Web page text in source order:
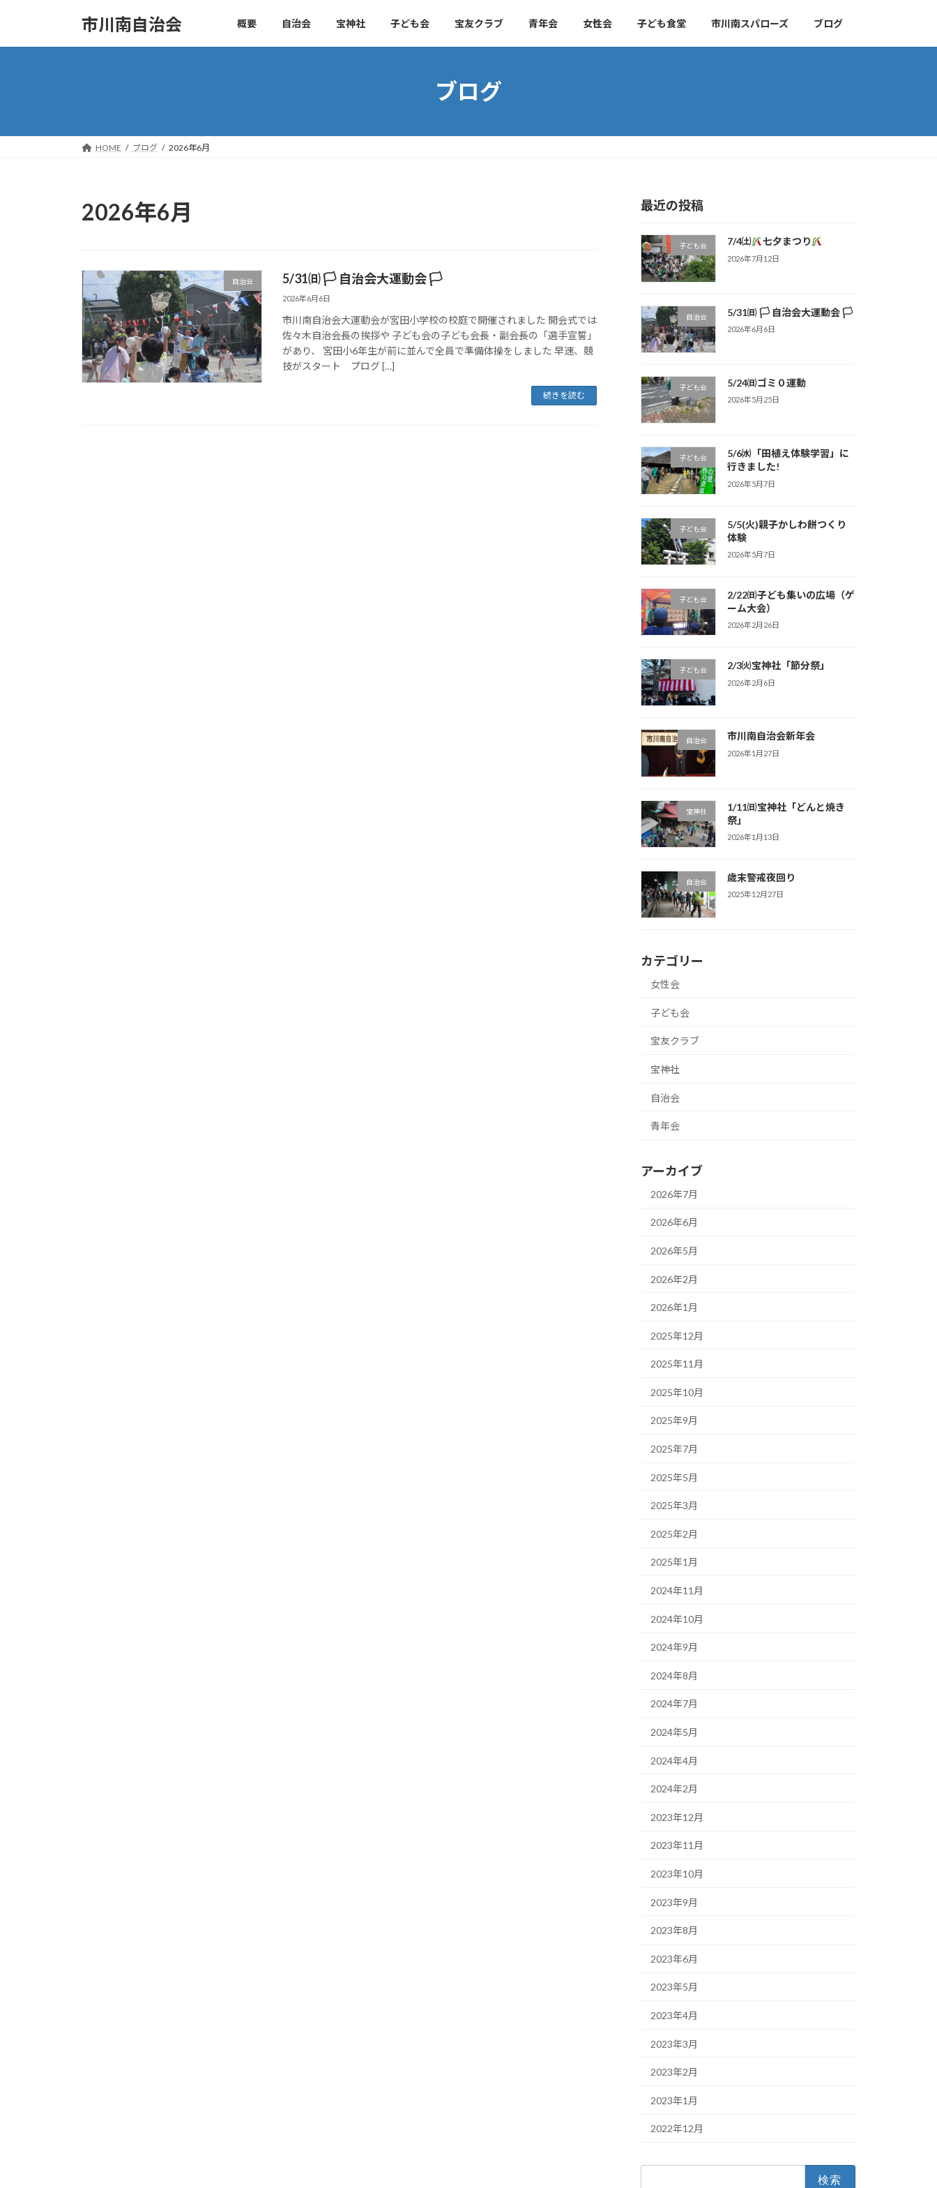
市川南自治会 概要 自治会 宝神社 子ども会 宝友クラブ 青年会 女性会 子ども食堂 市川南スパローズ ブログ
ブログ
HOME ブログ 2026年6月
2026年6月
自治会 5/31㈰ 🏳 自治会大運動会 🏳
2026年6月6日
市川南自治会大運動会が宮田小学校の校庭で開催されました 開会式では
佐々木自治会長の挨拶や 子ども会の子ども会長・副会長の「選手宣誓」
があり、 宮田小6年生が前に並んで全員で準備体操をしました 早速、競
技がスタート プログ […]
続きを読む
最近の投稿
子ども会 7/4㈯ 七夕まつり
2026年7月12日
自治会 5/31㈰ 🏳 自治会大運動会 🏳
2026年6月6日
子ども会 5/24㈰ゴミ０運動
2026年5月25日
子ども会
5/6㈬「田植え体験学習」に
行きました!
2026年5月7日
子ども会
5/5(火)親子かしわ餅つくり
体験
2026年5月7日
子ども会
2/22㈰子ども集いの広場（ゲ
ーム大会）
2026年2月26日
子ども会 2/3㈫宝神社「節分祭」
2026年2月6日
自治会 市川南自治会新年会
2026年1月27日
宝神社
1/11㈰宝神社「どんと焼き
祭」
2026年1月13日
自治会 歳末警戒夜回り
2025年12月27日
カテゴリー
女性会
子ども会
宝友クラブ
宝神社
自治会
青年会
アーカイブ
2026年7月
2026年6月
2026年5月
2026年2月
2026年1月
2025年12月
2025年11月
2025年10月
2025年9月
2025年7月
2025年5月
2025年3月
2025年2月
2025年1月
2024年11月
2024年10月
2024年9月
2024年8月
2024年7月
2024年5月
2024年4月
2024年2月
2023年12月
2023年11月
2023年10月
2023年9月
2023年8月
2023年6月
2023年5月
2023年4月
2023年3月
2023年2月
2023年1月
2022年12月